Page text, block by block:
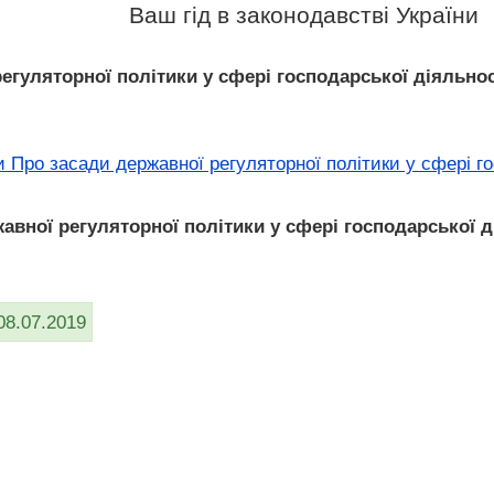
Ваш гід в законодавстві України
політики у сфері господарської
засади державної регуляторної політики у сфері
регуляторної політики у сфері господарської